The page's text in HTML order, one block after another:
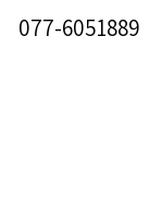
077-6051889